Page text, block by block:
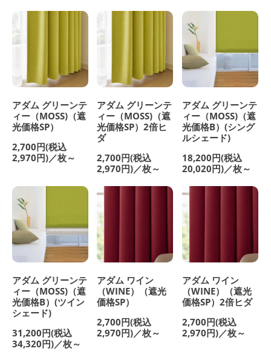
アダム グリーンテ
ィー（MOSS)（遮
光価格SP）
2,700円(税込
2,970円)／枚～
アダム グリーンテ
ィー（MOSS)（遮
光価格SP）2倍ヒ
ダ
2,700円(税込
2,970円)／枚～
アダム グリーンテ
ィー（MOSS)（遮
光価格B）(シング
ルシェード)
18,200円(税込
20,020円)／枚～
アダム グリーンテ
ィー（MOSS)（遮
光価格B）(ツイン
シェード)
31,200円(税込
34,320円)／枚～
アダム ワイン
（WINE）（遮光
価格SP）
2,700円(税込
2,970円)／枚～
アダム ワイン
（WINE）（遮光
価格SP）2倍ヒダ
2,700円(税込
2,970円)／枚～